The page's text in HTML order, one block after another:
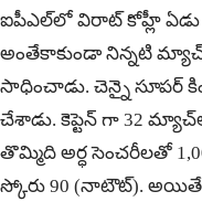
ఐపీఎల్‌లో విరాట్ కోహ్లీ ఏడు
అంతేకాకుండా నిన్నటి
సాధించాడు. చెన్నై సూపర్
చేశాడు. కెప్టెన్ గా 32
తొమ్మిది అర్ధ సెంచరీలతో
స్కోరు 90 (నాటౌట్). అయితే,